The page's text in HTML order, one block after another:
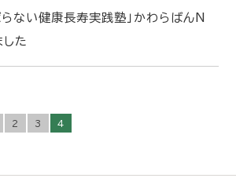
ない健康長寿実践塾」かわらばんN
た
2 3 4